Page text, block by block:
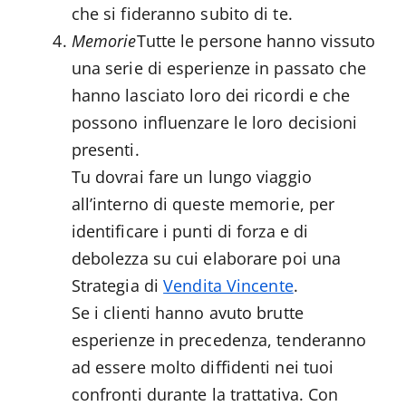
che si fideranno subito di te.
MemorieTutte le persone hanno vissuto
una serie di esperienze in passato che
hanno lasciato loro dei ricordi e che
possono influenzare le loro decisioni
presenti.
Tu dovrai fare un lungo viaggio
all’interno di queste memorie, per
identificare i punti di forza e di
debolezza su cui elaborare poi una
Strategia diVendita Vincente.
Se i clienti hanno avuto brutte
esperienze in precedenza, tenderanno
ad essere molto diffidenti nei tuoi
confronti durante la trattativa. Con